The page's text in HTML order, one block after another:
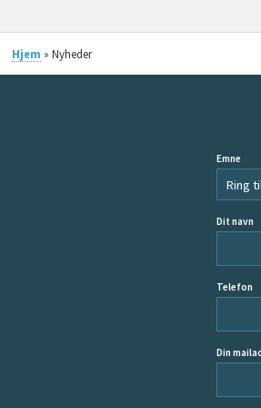
Hjem » Nyheder
Emne
Dit navn
Telefon
Din